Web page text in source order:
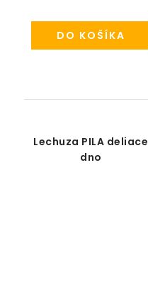
DO KOŠÍKA
Lechuza PILA deliace
dno